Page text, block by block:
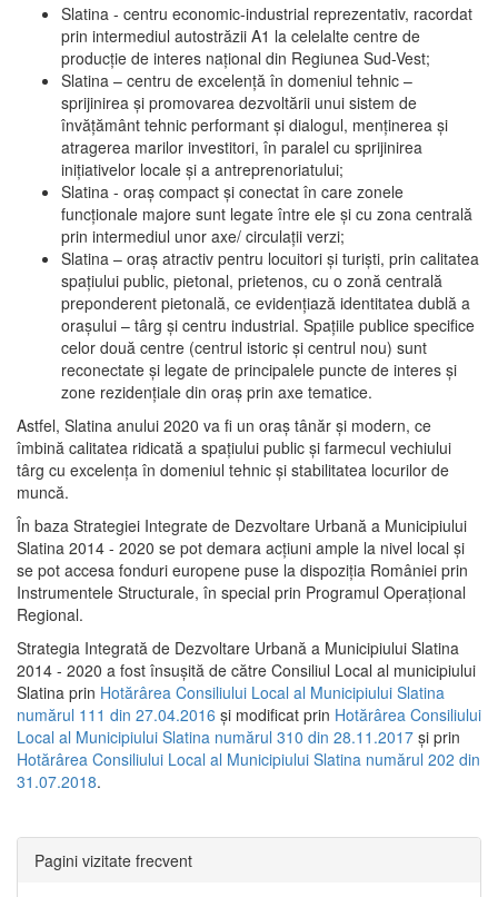
Slatina - centru economic-industrial reprezentativ, racordat
prin intermediul autostrăzii A1 la celelalte centre de
producţie de interes naţional din Regiunea Sud-Vest;
Slatina – centru de excelenţă în domeniul tehnic –
sprijinirea şi promovarea dezvoltării unui sistem de
învăţământ tehnic performant şi dialogul, menţinerea şi
atragerea marilor investitori, în paralel cu sprijinirea
iniţiativelor locale şi a antreprenoriatului;
Slatina - oraş compact şi conectat în care zonele
funcţionale majore sunt legate între ele şi cu zona centrală
prin intermediul unor axe/ circulații verzi;
Slatina – oraş atractiv pentru locuitori şi turişti, prin calitatea
spaţiului public, pietonal, prietenos, cu o zonă centrală
preponderent pietonală, ce evidenţiază identitatea dublă a
oraşului – târg şi centru industrial. Spaţiile publice specifice
celor două centre (centrul istoric şi centrul nou) sunt
reconectate şi legate de principalele puncte de interes şi
zone rezidenţiale din oraş prin axe tematice.
Astfel, Slatina anului 2020 va fi un oraş tânăr şi modern, ce
îmbină calitatea ridicată a spaţiului public şi farmecul vechiului
târg cu excelenţa în domeniul tehnic şi stabilitatea locurilor de
muncă.
În baza Strategiei Integrate de Dezvoltare Urbană a Municipiului
Slatina 2014 - 2020 se pot demara acţiuni ample la nivel local şi
se pot accesa fonduri europene puse la dispoziţia României prin
Instrumentele Structurale, în special prin Programul Operațional
Regional.
Strategia Integrată de Dezvoltare Urbană a Municipiului Slatina
2014 - 2020 a fost însuşită de către Consiliul Local al municipiului
Slatina prin Hotărârea Consiliului Local al Municipiului Slatina
numărul 111 din 27.04.2016 și modificat prin Hotărârea Consiliului
Local al Municipiului Slatina numărul 310 din 28.11.2017 și prin
Hotărârea Consiliului Local al Municipiului Slatina numărul 202 din
31.07.2018.
Pagini vizitate frecvent